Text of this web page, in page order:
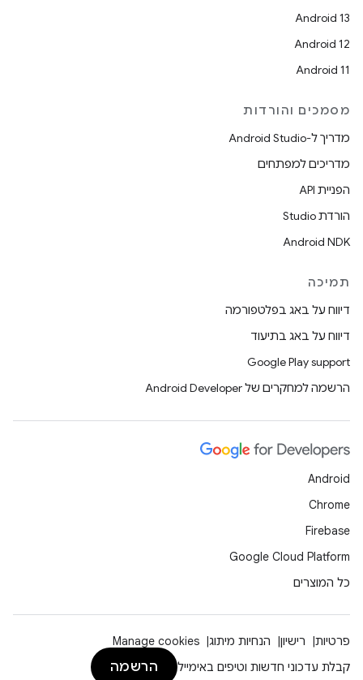
Android 13
Android 12
Android 11
מסמכים והורדות
מדריך ל-Android Studio
מדריכים למפתחים
הפניית API
הורדת Studio
Android NDK
תמיכה
דיווח על באג בפלטפורמה
דיווח על באג בתיעוד
Google Play support
הרשמה למחקרים של Android Developer
Android
Chrome
Firebase
Google Cloud Platform
כל המוצרים
פרטיות רישיון הנחיות מיתוג
Manage cookies
קבלת עדכוני חדשות וטיפים באימייל
הרשמה